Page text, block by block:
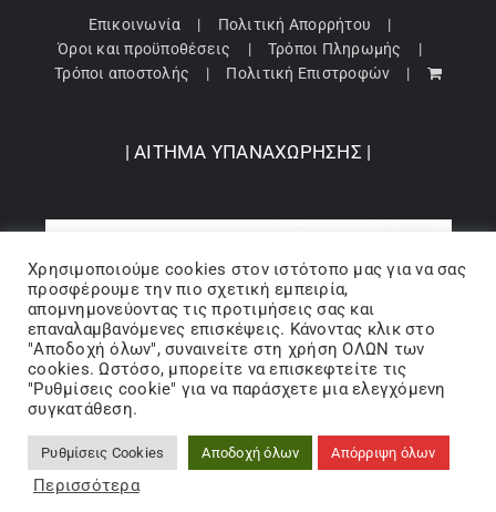
Επικοινωνία
Πολιτική Απορρήτου
Όροι και προϋποθέσεις
Τρόποι Πληρωμής
Τρόποι αποστολής
Πολιτική Επιστροφών
| ΑΙΤΗΜΑ ΥΠΑΝΑΧΩΡΗΣΗΣ |
Copyright 2024 © Barbopoulos store - All Rights Reserved |
Χρησιμοποιούμε cookies στον ιστότοπo μας για να σας
προσφέρουμε την πιο σχετική εμπειρία,
απομνημονεύοντας τις προτιμήσεις σας και
επαναλαμβανόμενες επισκέψεις. Κάνοντας κλικ στο
"Αποδοχή όλων", συναινείτε στη χρήση ΟΛΩΝ των
cookies. Ωστόσο, μπορείτε να επισκεφτείτε τις
"Ρυθμίσεις cookie" για να παράσχετε μια ελεγχόμενη
συγκατάθεση.
Ρυθμίσεις Cookies Αποδοχή όλων Απόρριψη όλων
Περισσότερα